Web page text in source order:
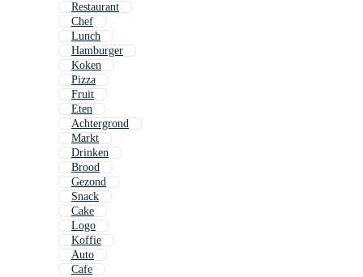
Restaurant
Chef
Lunch
Hamburger
Koken
Pizza
Fruit
Eten
Achtergrond
Markt
Drinken
Brood
Gezond
Snack
Cake
Logo
Koffie
Auto
Cafe